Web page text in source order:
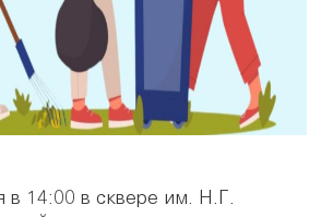
в 14:00 в сквере им. Н.Г.